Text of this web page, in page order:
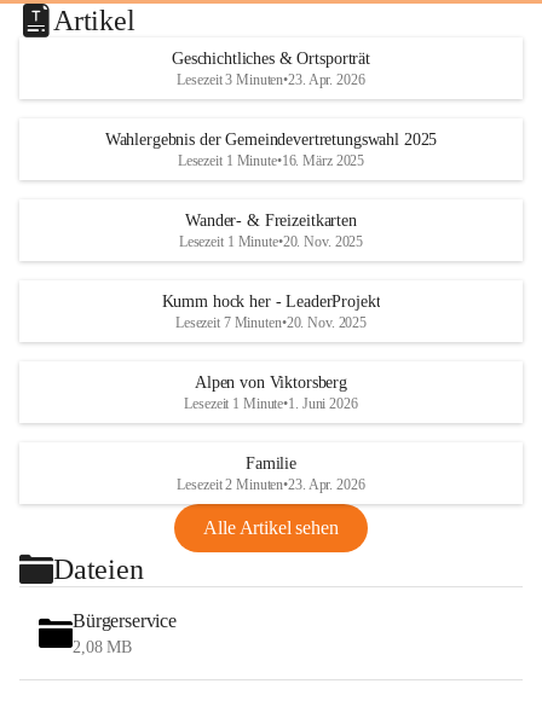
Artikel
Geschichtliches & Ortsporträt
Lesezeit 3 Minuten•23. Apr. 2026
Wahlergebnis der Gemeindevertretungswahl 2025
Lesezeit 1 Minute•16. März 2025
Wander- & Freizeitkarten
Lesezeit 1 Minute•20. Nov. 2025
Kumm hock her - LeaderProjekt
Lesezeit 7 Minuten•20. Nov. 2025
Alpen von Viktorsberg
Lesezeit 1 Minute•1. Juni 2026
Familie
Lesezeit 2 Minuten•23. Apr. 2026
Alle Artikel sehen
Dateien
Bürgerservice
2,08 MB